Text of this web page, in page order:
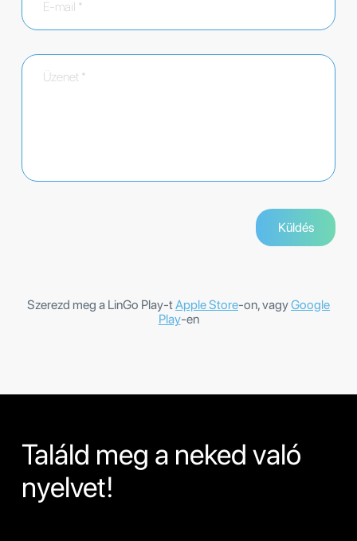
Szerezd meg a LinGo Play-tApple Store-on, vagyGoogle
Play-en
Találd meg a neked való
nyelvet!